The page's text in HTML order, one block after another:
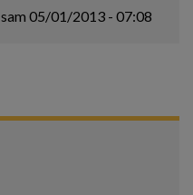
sam 05/01/2013 - 07:08